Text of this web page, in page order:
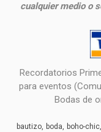
cualquier medio o
Recordatorios
para eventos
Bodas de
bautizo boda boho-chic